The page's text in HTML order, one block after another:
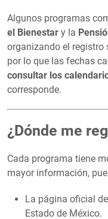
Algunos programas
el Bienestar y la
organizando el registro
por lo que las fechas
consultar los
corresponde.
¿Dónde me
Cada programa tiene
mayor información,
La página oficial
Estado de México.